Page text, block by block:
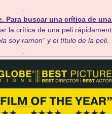
Para buscar una crítica de
la crítica de una peli
soy ramon” y el título de la peli.